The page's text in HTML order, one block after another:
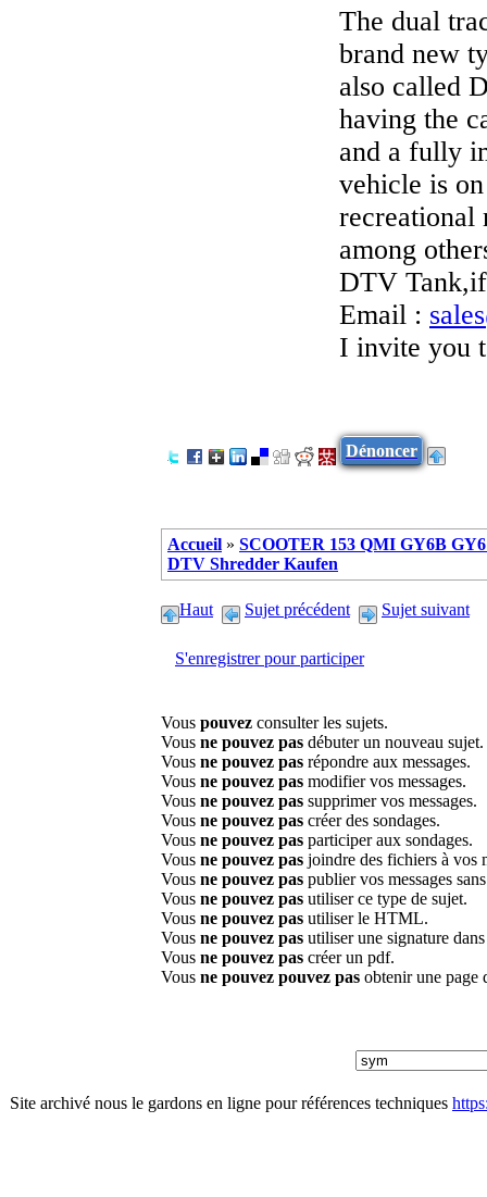
The dual
brand new
also called
having the
and a fully
vehicle is
recreational
among
DTV
Email :
I invite you
Dénoncer
Accueil » SCOOTER 153 QMI GY6B
DTV Shredder Kaufen
Haut Sujet précédent Sujet suivant
S'enregistrer pour participer
Vous pouvez consulter les sujets.
Vous ne pouvez pas débuter un nouveau sujet.
Vous ne pouvez pas répondre aux messages.
Vous ne pouvez pas modifier vos messages.
Vous ne pouvez pas supprimer vos messages.
Vous ne pouvez pas créer des sondages.
Vous ne pouvez pas participer aux sondages.
Vous ne pouvez pas joindre des fichiers à vos
Vous ne pouvez pas publier vos messages
Vous ne pouvez pas utiliser ce type de sujet.
Vous ne pouvez pas utiliser le HTML.
Vous ne pouvez pas utiliser une signature
Vous ne pouvez pas créer un pdf.
Vous ne pouvez pouvez pas obtenir une page
Site archivé nous le gardons en ligne pour références techniques